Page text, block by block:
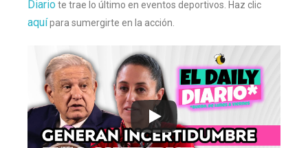
Diariote trae lo último en eventos deportivos. Haz clic
aquípara sumergirte en la acción.